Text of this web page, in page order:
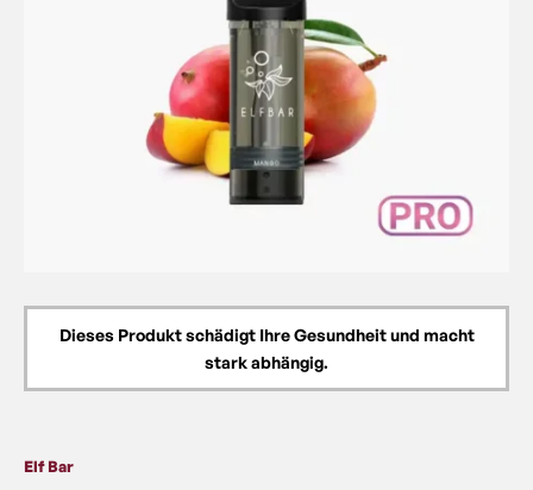
Dieses Produkt schädigt Ihre Gesundheit und macht
stark abhängig.
Elf Bar